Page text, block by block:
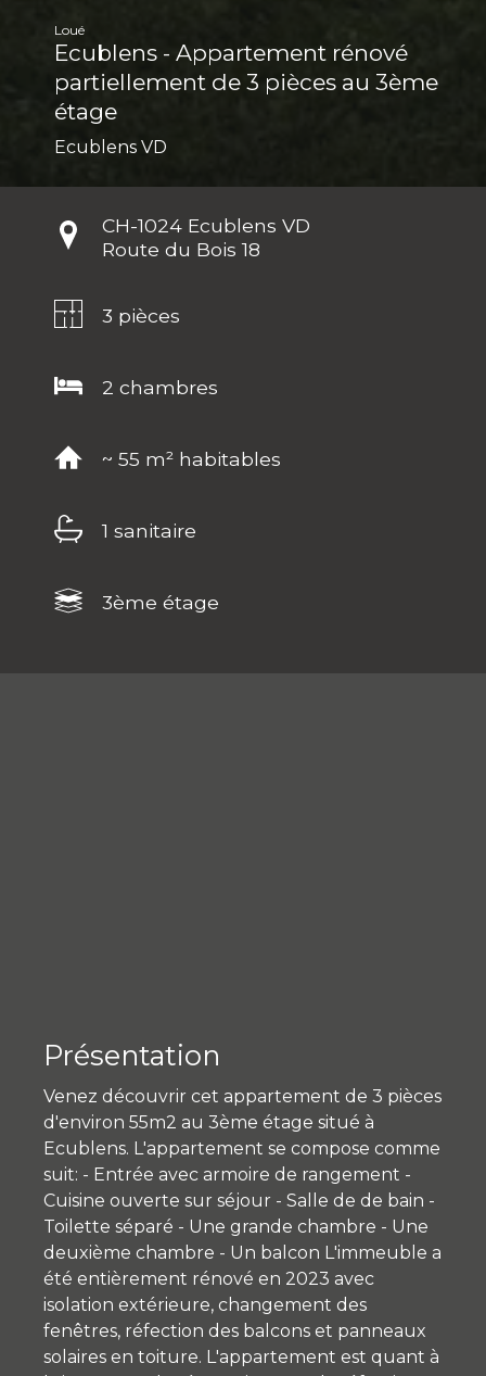
Loué
Ecublens - Appartement rénové
partiellement de 3 pièces au 3ème
étage
Ecublens VD
CH-1024 Ecublens VD
Route du Bois 18
3 pièces
2 chambres
~ 55 m² habitables
1 sanitaire
3ème étage
Présentation
Venez découvrir cet appartement de 3 pièces
d'environ 55m2 au 3ème étage situé à
Ecublens. L'appartement se compose comme
suit: - Entrée avec armoire de rangement -
Cuisine ouverte sur séjour - Salle de de bain -
Toilette séparé - Une grande chambre - Une
deuxième chambre - Un balcon L'immeuble a
été entièrement rénové en 2023 avec
isolation extérieure, changement des
fenêtres, réfection des balcons et panneaux
solaires en toiture. L'appartement est quant à